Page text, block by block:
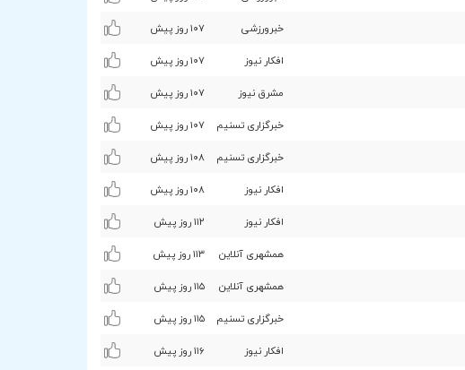
خبرورزشی ۱۰۷ روز پیش
افکار نیوز ۱۰۷ روز پیش
مشرق نیوز ۱۰۷ روز پیش
خبرگزاری تسنیم ۱۰۷ روز پیش
خبرگزاری تسنیم ۱۰۸ روز پیش
افکار نیوز ۱۰۸ روز پیش
افکار نیوز ۱۱۲ روز پیش
همشهری آنلاین ۱۱٣ روز پیش
همشهری آنلاین ۱۱۵ روز پیش
خبرگزاری تسنیم ۱۱۵ روز پیش
افکار نیوز ۱۱۶ روز پیش